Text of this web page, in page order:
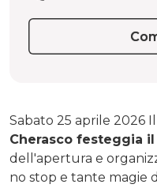
Sabato 25 aprile 2026 Il
Cherasco festeggia il
dell'apertura e
no stop e tante magie